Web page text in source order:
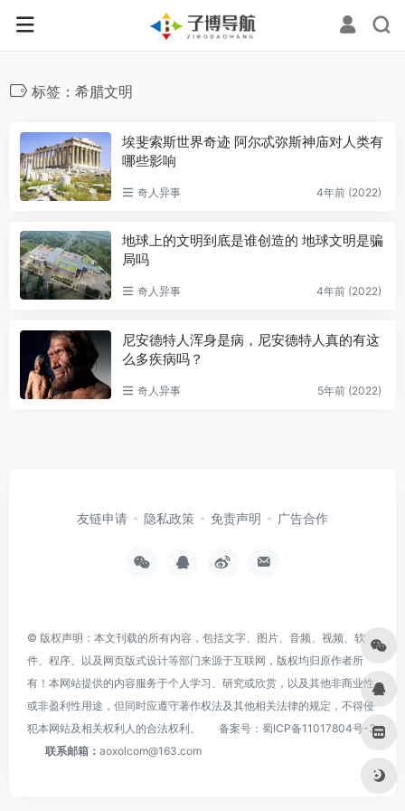
标签：希腊文明
埃斐索斯世界奇迹 阿尔忒弥斯神庙对人类有
哪些影响
奇人异事 4年前 (2022)
地球上的文明到底是谁创造的 地球文明是骗
局吗
奇人异事 4年前 (2022)
尼安德特人浑身是病，尼安德特人真的有这
么多疾病吗？
奇人异事 5年前 (2022)
友链申请 隐私政策 免责声明 广告合作
© 版权声明：本文刊载的所有内容，包括文字、图片、音频、视频、软
件、程序、以及网页版式设计等部门来源于互联网，版权均归原作者所
有！本网站提供的内容服务于个人学习、研究或欣赏，以及其他非商业性
或非盈利性用途，但同时应遵守著作权法及其他相关法律的规定，不得侵
犯本网站及相关权利人的合法权利。
备案号： 蜀ICP备11017804号-3
联系邮箱： aoxolcom@163.com